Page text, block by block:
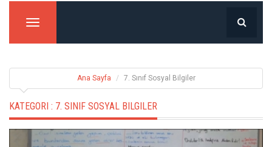
Menu
Ana Sayfa 7. Sınıf Sosyal Bilgiler
KATEGORI : 7. SINIF SOSYAL BILGILER